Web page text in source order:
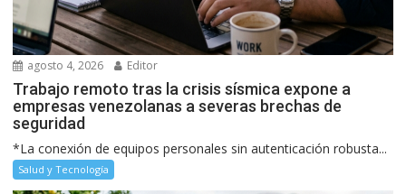
agosto 4, 2026 Editor
Trabajo remoto tras la crisis sísmica expone a
empresas venezolanas a severas brechas de
seguridad
*La conexión de equipos personales sin autenticación robusta...
Salud y Tecnología